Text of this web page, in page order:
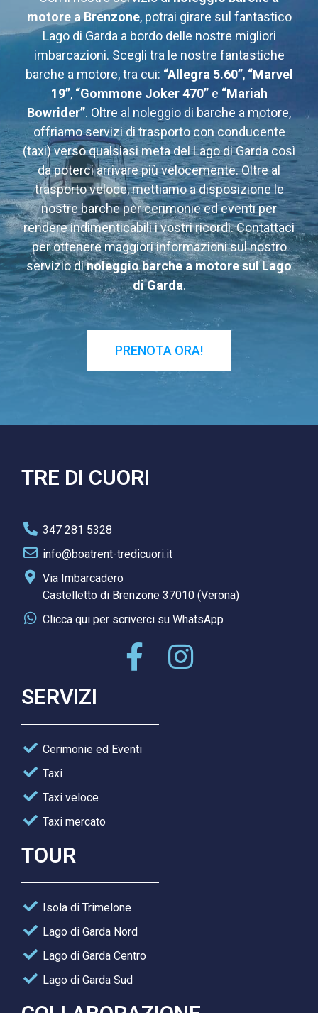
motore a Brenzone, potrai girare sul fantastico
Lago di Garda a bordo delle nostre migliori
imbarcazioni. Scegli tra le nostre fantastiche
barche a motore, tra cui: “Allegra 5.60”, “Marvel
19”, “Gommone Joker 470”e “Mariah
Bowrider”. Oltre al noleggio di barche a motore,
offriamo servizi di trasporto con conducente
(taxi) verso qualsiasi meta del Lago di Garda così
da poterci arrivare più velocemente. Oltre al
trasporto veloce, mettiamo a disposizione le
nostre barche per cerimonie ed eventi per
rendere indimenticabili i vostri ricordi. Contattaci
per ottenere maggiori informazioni sul nostro
servizio dinoleggio barche a motore sul Lago
di Garda.
PRENOTA ORA!
TRE DI CUORI
347 281 5328
info@boatrent-tredicuori.it
Via Imbarcadero
Castelletto di Brenzone 37010 (Verona)
Clicca qui per scriverci su WhatsApp
SERVIZI
Cerimonie ed Eventi
Taxi
Taxi veloce
Taxi mercato
TOUR
Isola di Trimelone
Lago di Garda Nord
Lago di Garda Centro
Lago di Garda Sud